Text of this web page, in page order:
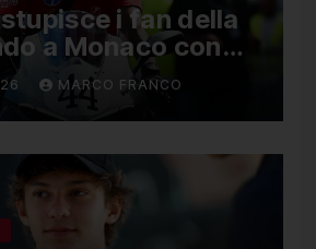
i fan della
a Monaco con
in edizione
MARCO FRANCO